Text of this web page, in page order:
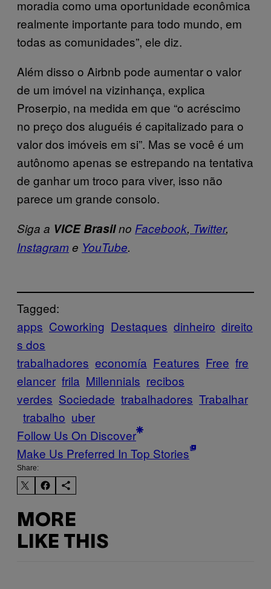
moradia como uma oportunidade econômica
realmente importante para todo mundo, em
todas as comunidades”, ele diz.
Além disso o Airbnb pode aumentar o valor
de um imóvel na vizinhança, explica
Proserpio, na medida em que “o acréscimo
no preço dos aluguéis é capitalizado para o
valor dos imóveis em si”. Mas se você é um
autônomo apenas se estrepando na tentativa
de ganhar um troco para viver, isso não
parece um grande consolo.
Siga a VICE Brasilno Facebook, Twitter,
Instagrame YouTube.
Tagged:
apps Coworking Destaques dinheiro direito
s dos
trabalhadores economía Features Free fre
elancer frila Millennials recibos
verdes Sociedade trabalhadores Trabalhar
trabalho uber
Follow Us On Discover
Make Us Preferred In Top Stories
Share:
MORE
LIKE THIS